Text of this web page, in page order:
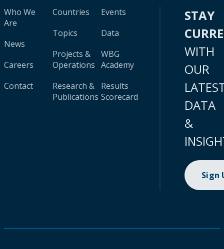
Who We
Are
News
Careers
Contact
Countries
Topics
Projects &
Operations
Research &
Publications
Events
Data
WBG
Academy
Results
Scorecard
STAY
WITH
OUR
DATA
&
Sign